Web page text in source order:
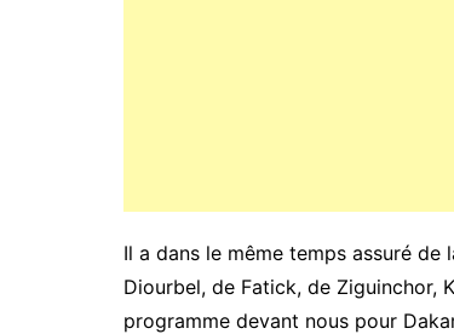
Il a dans le même temps assuré
Diourbel, de Fatick, de Ziguinchor,
programme devant nous pour